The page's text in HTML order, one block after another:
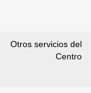
Otros servicios del
Centro